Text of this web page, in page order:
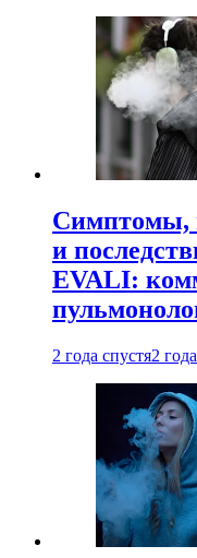
Симптомы,
и
EVALI:
2 года спустя2